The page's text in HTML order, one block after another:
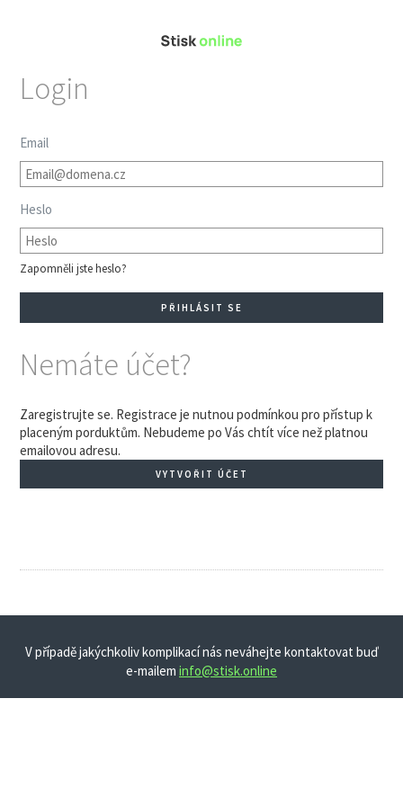
Login
Email
Heslo
Zapomněli jste heslo?
Nemáte účet?
Zaregistrujte se. Registrace je nutnou podmínkou pro přístup k
placeným porduktům. Nebudeme po Vás chtít více než platnou
emailovou adresu.
VYTVOŘIT ÚČET
V případě jakýchkoliv komplikací nás neváhejte kontaktovat buď
e-mailem info@stisk.online